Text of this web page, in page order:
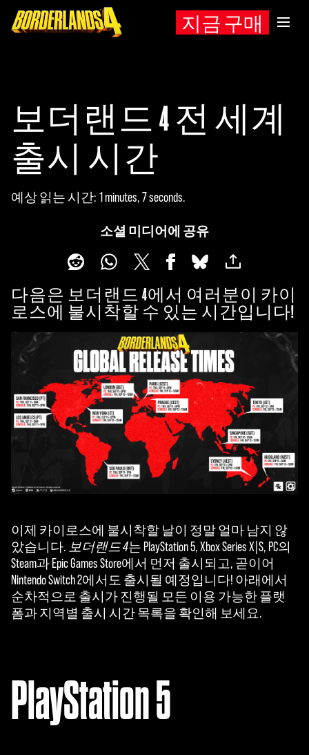
지금 구매
보더랜드 4 전 세계
출시 시간
예상 읽는 시간 1 minutes, 7 seconds
소셜 미디어에 공유
다음은 보더랜드 4에서 여러분이 카이
로스에 불시착할 수 있는 시간입니다!
이제 카이로스에 불시착할 날이 정말 얼마 남지 않
았습니다. 보더랜드 4는 PlayStation 5, Xbox Series X|S, PC의
Steam과 Epic Games Store에서 먼저 출시되고, 곧이어
Nintendo Switch 2에서도 출시될 예정입니다! 아래에서
순차적으로 출시가 진행될 모든 이용 가능한 플랫
폼과 지역별 출시 시간 목록을 확인해 보세요.
PlayStation 5